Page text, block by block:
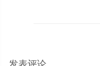
发表评论